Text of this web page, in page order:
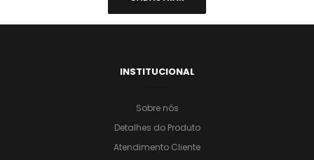
INSTITUCIONAL
Sobre nós
Detalhes do Produto
Atendimento Cliente